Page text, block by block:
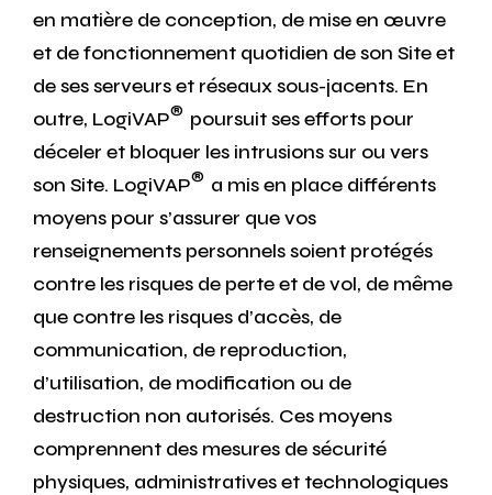
en matière de conception, de mise en œuvre
et de fonctionnement quotidien de son Site et
de ses serveurs et réseaux sous-jacents. En
outre, LogiVAP® poursuit ses efforts pour
déceler et bloquer les intrusions sur ou vers
son Site. LogiVAP® a mis en place différents
moyens pour s’assurer que vos
renseignements personnels soient protégés
contre les risques de perte et de vol, de même
que contre les risques d’accès, de
communication, de reproduction,
d’utilisation, de modification ou de
destruction non autorisés. Ces moyens
comprennent des mesures de sécurité
physiques, administratives et technologiques